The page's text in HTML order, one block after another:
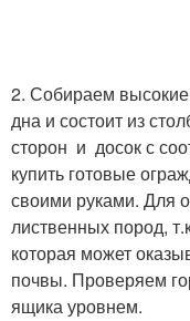
2. Собираем высокие
дна и состоит из
сторон и досок с
купить готовые
своими руками. Для
лиственных пород,
которая может
почвы. Проверяем
ящика уровнем.